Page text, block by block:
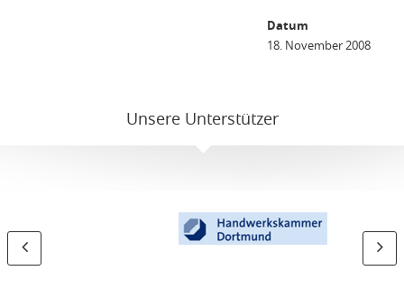
Datum
18. November 2008
Unsere Unterstützer